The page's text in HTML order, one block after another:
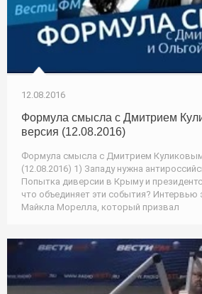
12.08.2016
Формула смысла с Дмитрием
версия (12.08.2016)
Формула смысла с Дмитрием
(12.08.2016) 1) Западу нужна
Попытка диверсии в Крыму и
что объединяет эти события?
Майкла Морелла, который призвал